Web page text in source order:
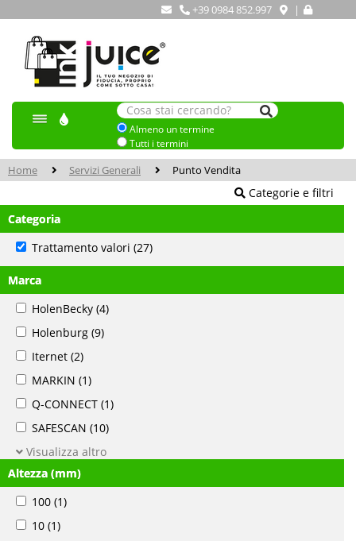
+39 0984 852.997 |
Almeno un termine
Tutti i termini
Home Servizi Generali Punto Vendita
Categorie e filtri
Categoria
Trattamento valori (27)
Marca
HolenBecky (4)
Holenburg (9)
Iternet (2)
MARKIN (1)
Q-CONNECT (1)
SAFESCAN (10)
Visualizza altro
Altezza (mm)
100 (1)
10 (1)